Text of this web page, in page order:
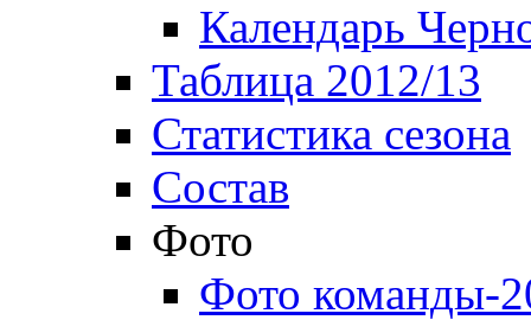
Календарь
Таблица 2012/13
Статистика сезона
Состав
Фото
Фото команды-